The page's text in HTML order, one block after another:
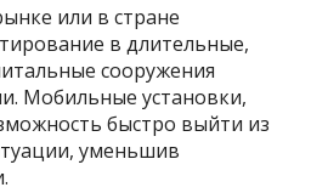
или в стране
в длительные,
сооружения
Мобильные установки,
быстро выйти из
уменьшив